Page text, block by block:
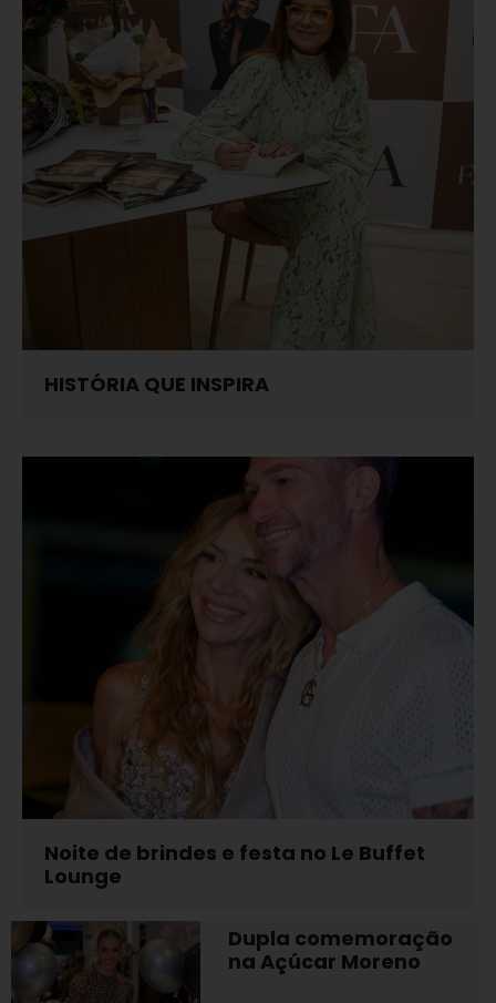
HISTÓRIA QUE INSPIRA
Noite de brindes e festa no Le Buffet
Lounge
Dupla comemoração
na Açúcar Moreno